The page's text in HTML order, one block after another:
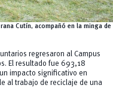
Cutín, acompañó en la minga de
regresaron al Campus
El resultado fue 693,18
impacto significativo en
al trabajo de reciclaje de una